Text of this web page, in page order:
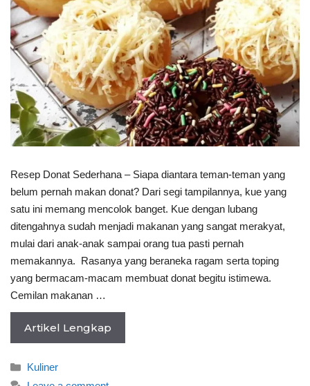
Resep Donat Sederhana – Siapa diantara teman-teman yang
belum pernah makan donat? Dari segi tampilannya, kue yang
satu ini memang mencolok banget. Kue dengan lubang
ditengahnya sudah menjadi makanan yang sangat merakyat,
mulai dari anak-anak sampai orang tua pasti pernah
memakannya. Rasanya yang beraneka ragam serta toping
yang bermacam-macam membuat donat begitu istimewa.
Cemilan makanan …
Artikel Lengkap
Categories
Kuliner